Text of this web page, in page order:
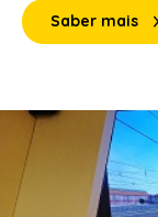
Saber mais